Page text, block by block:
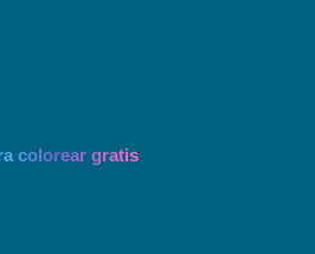
colorear gratis